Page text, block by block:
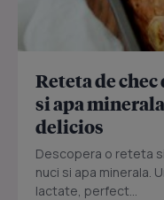
Reteta de
si apa
delicios
Descopera o reteta
nuci si apa minerala.
lactate, perfect...